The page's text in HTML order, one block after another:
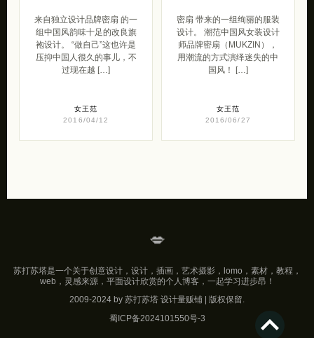
来自独立设计品牌密扇 的一
组中国风韵味十足的改良旗
袍设计。 “做自己”这也许是
压抑中国人很久的事儿，不
过现在越 […]
女王范
2016/04/12
密扇 带来的一组绚丽的服装
设计。 潮范中国风女装设计
师品牌密扇（MUKZIN），
用潮流的方式演绎迷失的中
国风！ […]
女王范
2016/06/27
💋
苏打苏塔是一个关于创意设计，设计，插画，艺术摄影，lomo，素材，教程，
web，灵感来源，平面设计欣赏的个人博客，一起学习进步昂！
2009-2024 by 苏打苏塔 设计量贩铺 | 版权保留.
蜀ICP备2024101550号-3